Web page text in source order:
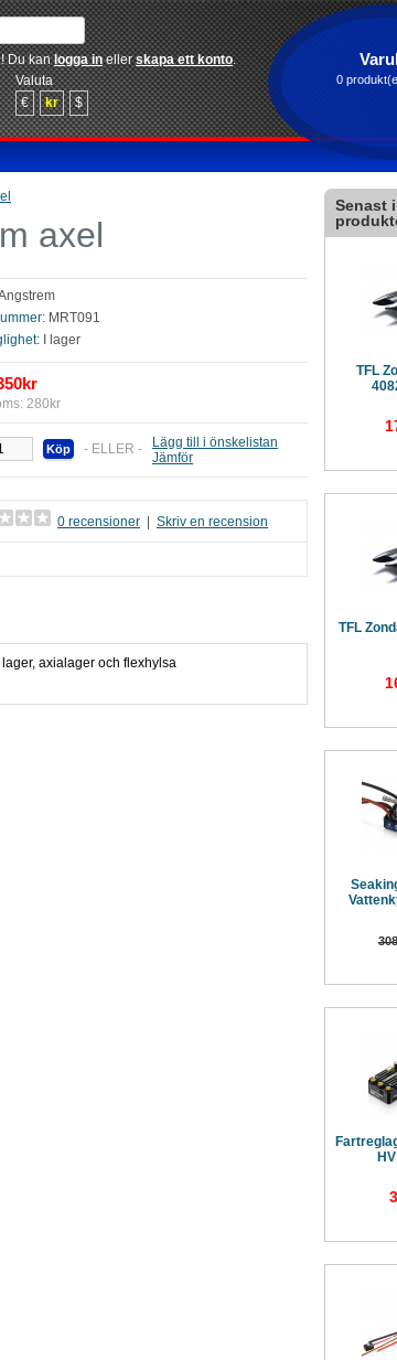
Valuta
€
kr $
0
Du kanlogga inellerskapa ett konto.
Senast
TFL
TFL
axel
MRT091
I lager
280kr
- ELLER -
Lägg till i önskelistan
Jämför
0 recensioner Skriv en recension
axialager och flexhylsa